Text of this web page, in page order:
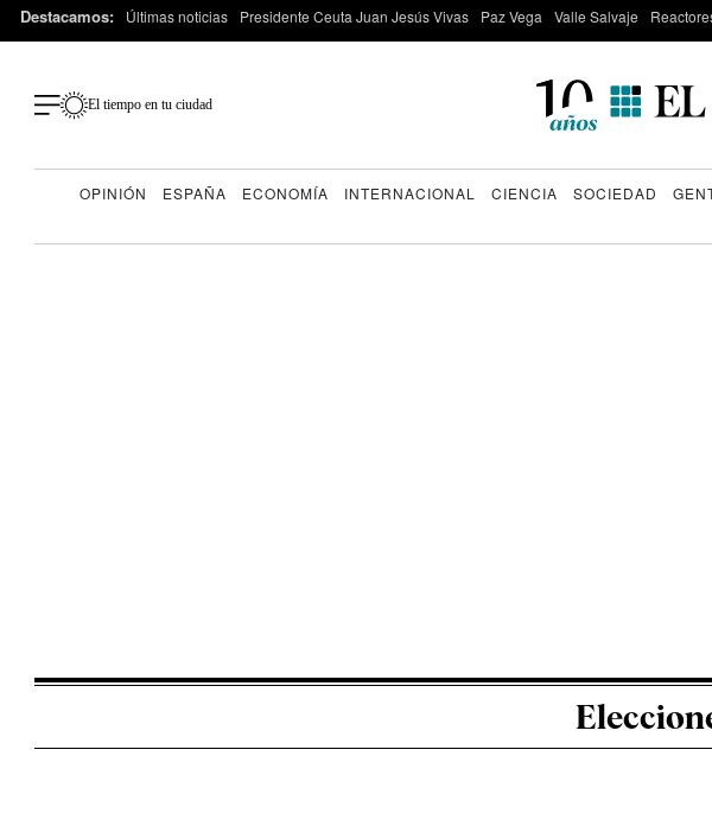
Destacamos: Últimas noticias Presidente Ceuta Juan Jesús Vivas Paz Vega Valle Salvaje
El tiempo en tu ciudad
OPINIÓN ESPAÑA ECONOMÍA INTERNACIONAL CIENCIA SOCIEDAD